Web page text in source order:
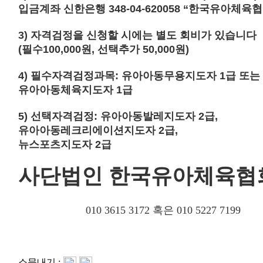
입금계좌 신한은행 348-04-620058 “한국유아체육협
3) 자격검정을 신청할 시에는 별도 회비가 있습니다
(필수100,000원, 선택추가 50,000원)
4) 필수자격검정과목: 유아아동무용지도자 1급 또는
유아아동체육지도자 1급
5) 선택자격검정: 유아아동발레지도자 2급,
유아아동레크리에이션지도자 2급,
뉴스포츠지도자 2급
사단법인 한국유아체육협
010 3615 3172 혹은 010 5227 7199